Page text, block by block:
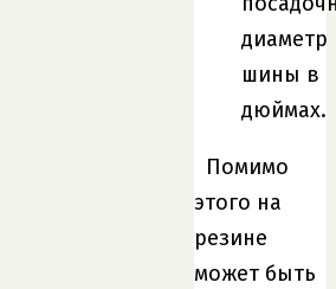
диаметр
шины в
дюймах.
Помимо
этого на
резине
может быть